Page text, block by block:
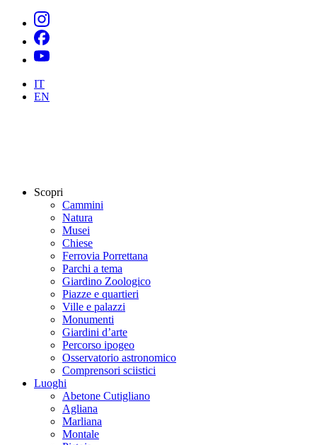
IT
EN
Scopri
Cammini
Natura
Musei
Chiese
Ferrovia Porrettana
Parchi a tema
Giardino Zoologico
Piazze e quartieri
Ville e palazzi
Monumenti
Giardini d’arte
Percorso ipogeo
Osservatorio astronomico
Comprensori sciistici
Luoghi
Abetone Cutigliano
Agliana
Marliana
Montale